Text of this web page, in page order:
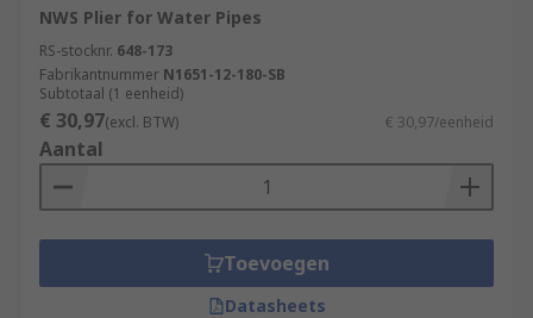
NWS Plier for Water Pipes
RS-stocknr. 648-173
Fabrikantnummer N1651-12-180-SB
Subtotaal (1 eenheid)
€ 30,97(excl. BTW) € 30,97/eenheid
Aantal
Toevoegen
Datasheets